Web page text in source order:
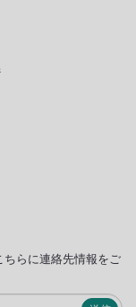
らに連絡先情報をご